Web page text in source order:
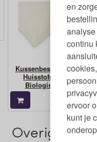
en
continu
ervoor
kunt je
Kussenbeschermer Anti-
Huisstofmijt Molton
Biologisch Katoen
€ 30,
Overige